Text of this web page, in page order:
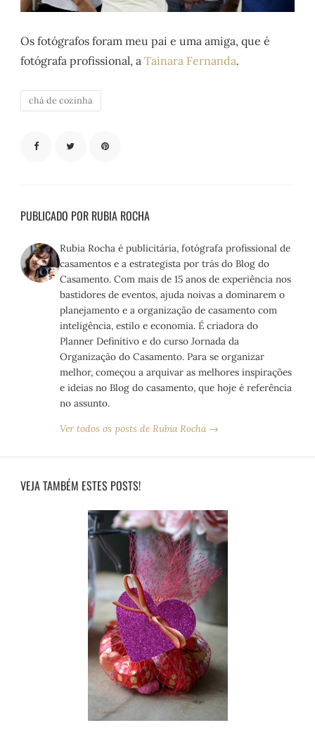
Os fotógrafos foram meu pai e uma amiga, que é
fotógrafa profissional, aTainara Fernanda.
chá de cozinha
PUBLICADO POR RUBIA ROCHA
Rubia Rocha é publicitária, fotógrafa profissional de
casamentos e a estrategista por trás do Blog do
Casamento. Com mais de 15 anos de experiência nos
bastidores de eventos, ajuda noivas a dominarem o
planejamento e a organização de casamento com
inteligência, estilo e economia. É criadora do
Planner Definitivo e do curso Jornada da
Organização do Casamento. Para se organizar
melhor, começou a arquivar as melhores inspirações
e ideias no Blog do casamento, que hoje é referência
no assunto.
Ver todos os posts de Rubia Rocha →
VEJA TAMBÉM ESTES POSTS!